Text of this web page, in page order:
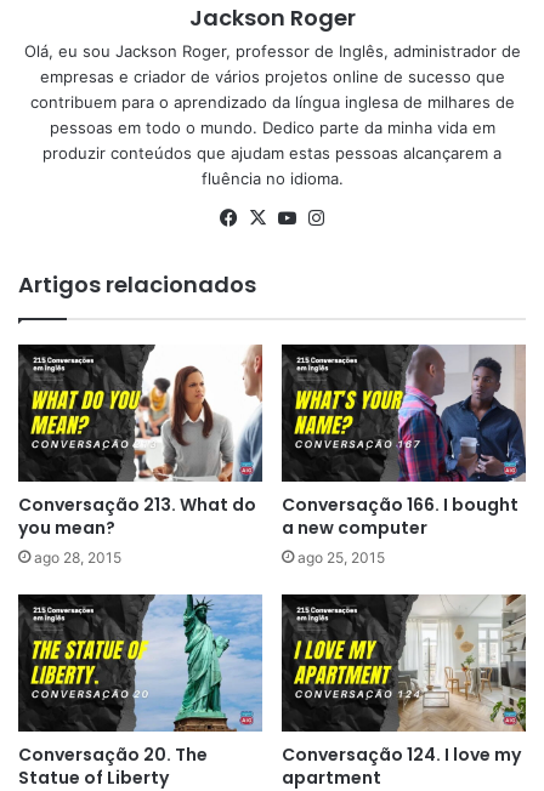
Jackson Roger
Olá, eu sou Jackson Roger, professor de Inglês, administrador de
empresas e criador de vários projetos online de sucesso que
contribuem para o aprendizado da língua inglesa de milhares de
pessoas em todo o mundo. Dedico parte da minha vida em
produzir conteúdos que ajudam estas pessoas alcançarem a
fluência no idioma.
Facebook
X YouTube
Artigos relacionados
Conversação 213. What do
you mean?
ago 28, 2015
Conversação 166. I bought
a new computer
ago 25, 2015
Conversação 20. The
Statue of Liberty
Conversação 124. I love my
apartment